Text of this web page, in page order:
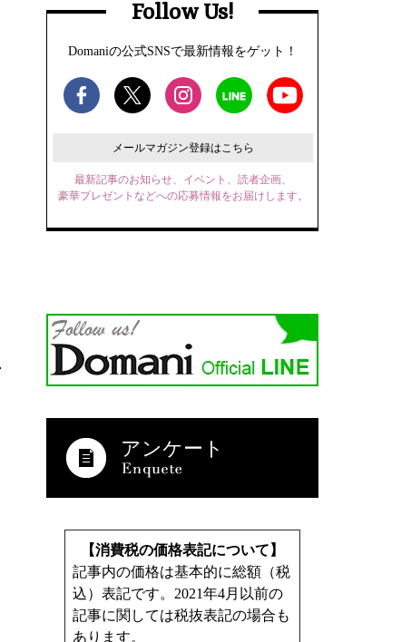
Follow Us!
Domaniの公式SNSで最新情報をゲット！
メールマガジン登録はこちら
最新記事のお知らせ、イベント、読者企画、
豪華プレゼントなどへの応募情報をお届けします。
アンケート
【消費税の価格表記について】
記事内の価格は基本的に総額（税
込）表記です。2021年4月以前の
記事に関しては税抜表記の場合も
あります。